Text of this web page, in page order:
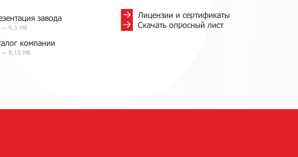
завода
— 9,3 Мб
компании
— 9,15 Мб
Лицензии и сертификаты
Скачать опросный лист